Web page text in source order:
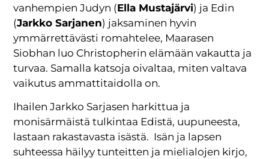
vanhempien Judyn (Ella Mustajärvi) ja Edin
(Jarkko Sarjanen) jaksaminen hyvin
ymmärrettävästi romahtelee, Maarasen
Siobhan luo Christopherin elämään vakautta ja
turvaa. Samalla katsoja oivaltaa, miten valtava
vaikutus ammattitaidolla on.
Ihailen Jarkko Sarjasen harkittua ja
monisärmäistä tulkintaa Edistä, uupuneesta,
lastaan rakastavasta isästä. Isän ja lapsen
suhteessa häilyy tunteitten ja mielialojen kirjo,